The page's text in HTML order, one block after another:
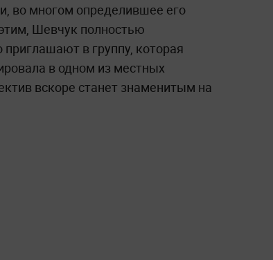
во многом определившее его
Шевчук полностью
приглашают в группу, которая
в одном из местных
вскоре станет знаменитым на